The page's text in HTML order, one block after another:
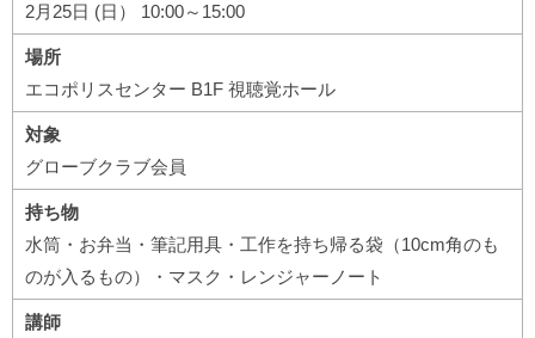
2月25日 (日） 10:00～15:00
場所
エコポリスセンター B1F 視聴覚ホール
対象
グローブクラブ会員
持ち物
水筒・お弁当・筆記用具・工作を持ち帰る袋（10cm角のも
のが入るもの）・マスク・レンジャーノート
講師